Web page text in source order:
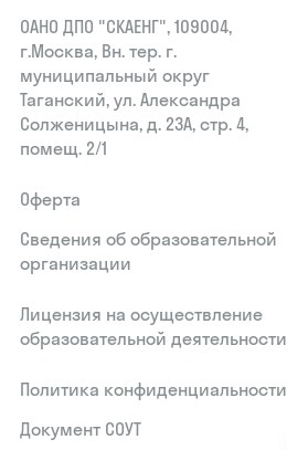
ОАНО ДПО "СКАЕНГ", 109004,
г.Москва, Вн. тер. г.
муниципальный округ
Таганский, ул. Александра
Солженицына, д. 23А, стр. 4,
помещ. 2/1
Оферта
Сведения об образовательной
организации
Лицензия на осуществление
образовательной деятельности
Политика конфиденциальности
Документ СОУТ